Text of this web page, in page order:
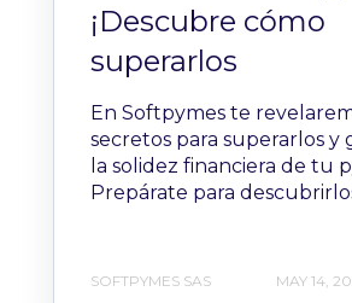
¡Descubre cómo
superarlos
En Softpymes te
secretos para superarlos y
la solidez financiera de tu
Prepárate para
SOFTPYMES SAS MAY 14,